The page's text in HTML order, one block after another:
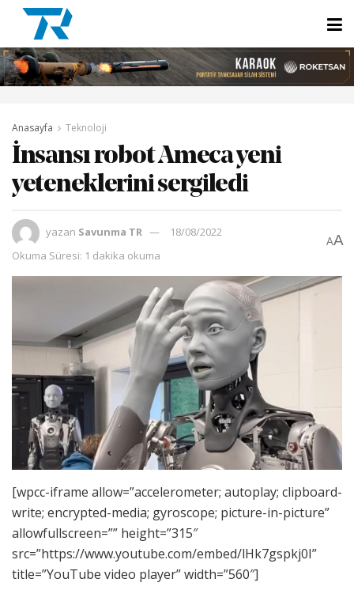
Anasayfa Teknoloji
İnsansı robot Ameca yeni
yeteneklerini sergiledi
yazan Savunma TR
18/08/2022
Okuma Süresi: 1 dakika okuma
AA
[wpcc-iframe allow=”accelerometer; autoplay; clipboard-
write; encrypted-media; gyroscope; picture-in-picture”
allowfullscreen=”” height=”315″
src=”https://www.youtube.com/embed/lHk7gspkj0I”
title=”YouTube video player” width=”560″]